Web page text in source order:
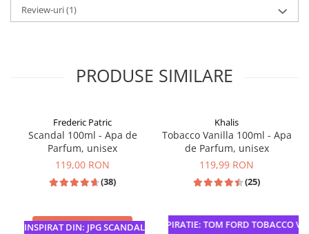
Review-uri(1)
PRODUSE SIMILARE
INSPIRAT DIN: JPG SCANDAL
Frederic Patric
Scandal 100ml - Apa de
Parfum, unisex
119,00 RON
(38)
ADAUGA IN COS INSPIRATIE: TOM FORD TOBACCO
Khalis
Tobacco Vanilla 100ml - Apa
de Parfum, unisex
119,99 RON
(25)
ADAUGA IN COS